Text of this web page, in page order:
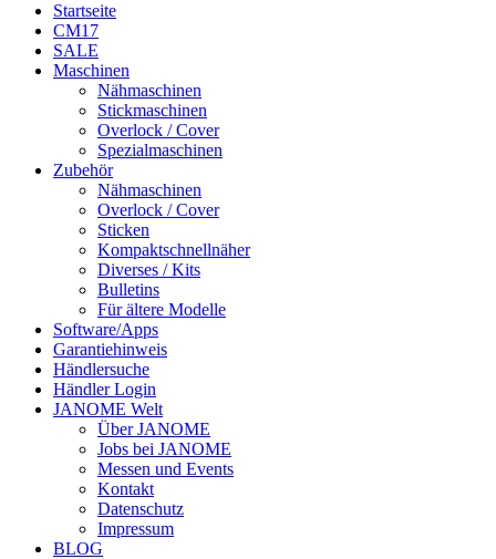
Startseite
CM17
SALE
Maschinen
Nähmaschinen
Stickmaschinen
Overlock / Cover
Spezialmaschinen
Zubehör
Nähmaschinen
Overlock / Cover
Sticken
Kompaktschnellnäher
Diverses / Kits
Bulletins
Für ältere Modelle
Software/Apps
Garantiehinweis
Händlersuche
Händler Login
JANOME Welt
Über JANOME
Jobs bei JANOME
Messen und Events
Kontakt
Datenschutz
Impressum
BLOG